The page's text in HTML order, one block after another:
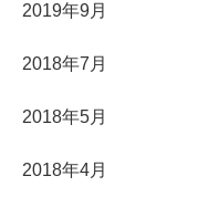
2019年9月
2018年7月
2018年5月
2018年4月